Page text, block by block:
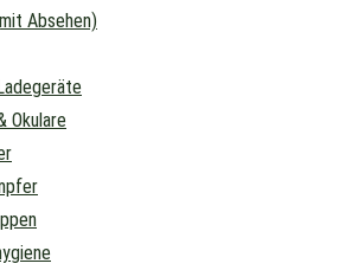
Absehen)
Okulare